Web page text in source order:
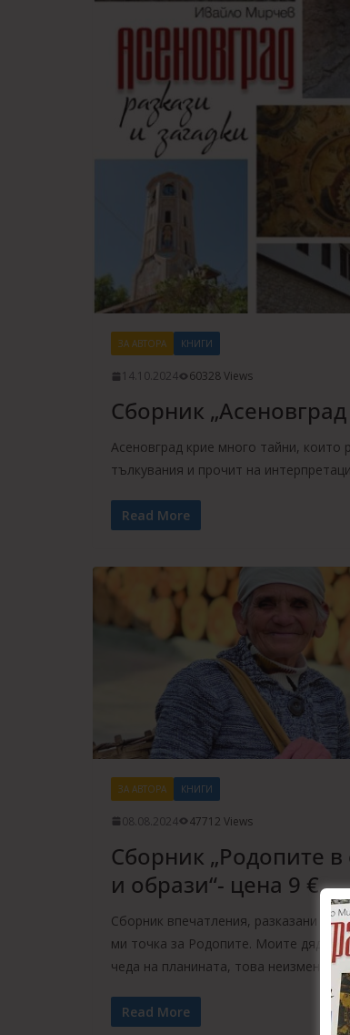
ЗА АВТОРА КНИГИ
14.10.2024 60328 Views
Сборник
Асеновград крие много тайни,
тълкувания и прочит на
Read More
ЗА АВТОРА КНИГИ
08.08.2024 47712 Views
Сборник „Родопите в
и образи“- цена 9 €
Сборник впечатления, разказани през
ми точка за Родопите. Моите
чеда на планината, това неизменно се
Read More